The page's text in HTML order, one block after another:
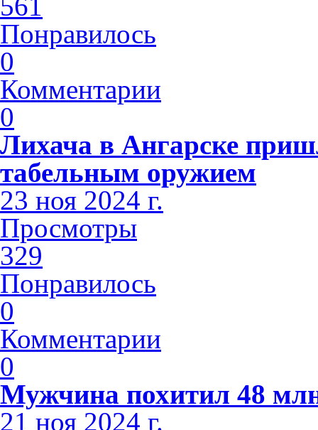
Понравилось
0
Комментарии
0
Лихача в Ангарске
табельным оружием
23 ноя 2024 г.
Просмотры
329
Понравилось
0
Комментарии
0
Мужчина похитил 48
21 ноя 2024 г.